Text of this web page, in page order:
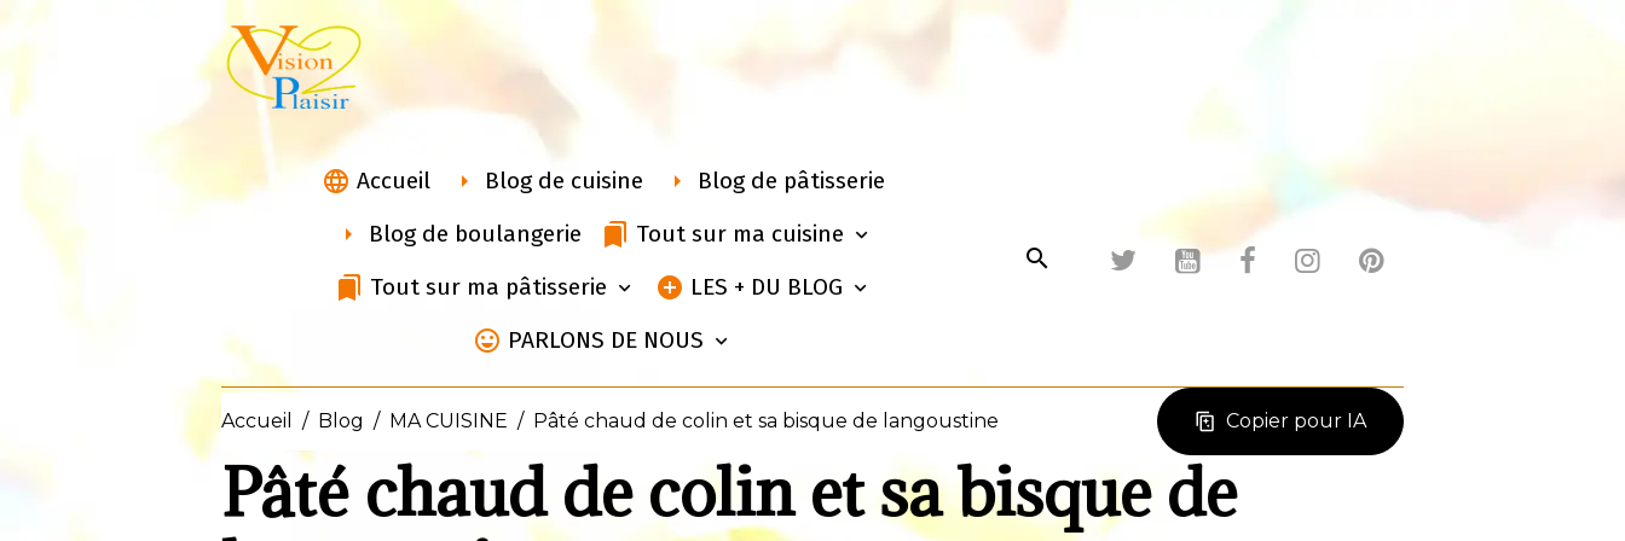
Accueil Blog de cuisine
Blog de pâtisserie
Blog de boulangerie
Tout sur ma cuisine
Tout sur ma pâtisserie
LES + DU BLOG
PARLONS DE NOUS
Accueil Blog MA CUISINE Pâté chaud de colin et sa bisque de langoustine Copier pour IA
Pâté chaud de colin et sa bisque de